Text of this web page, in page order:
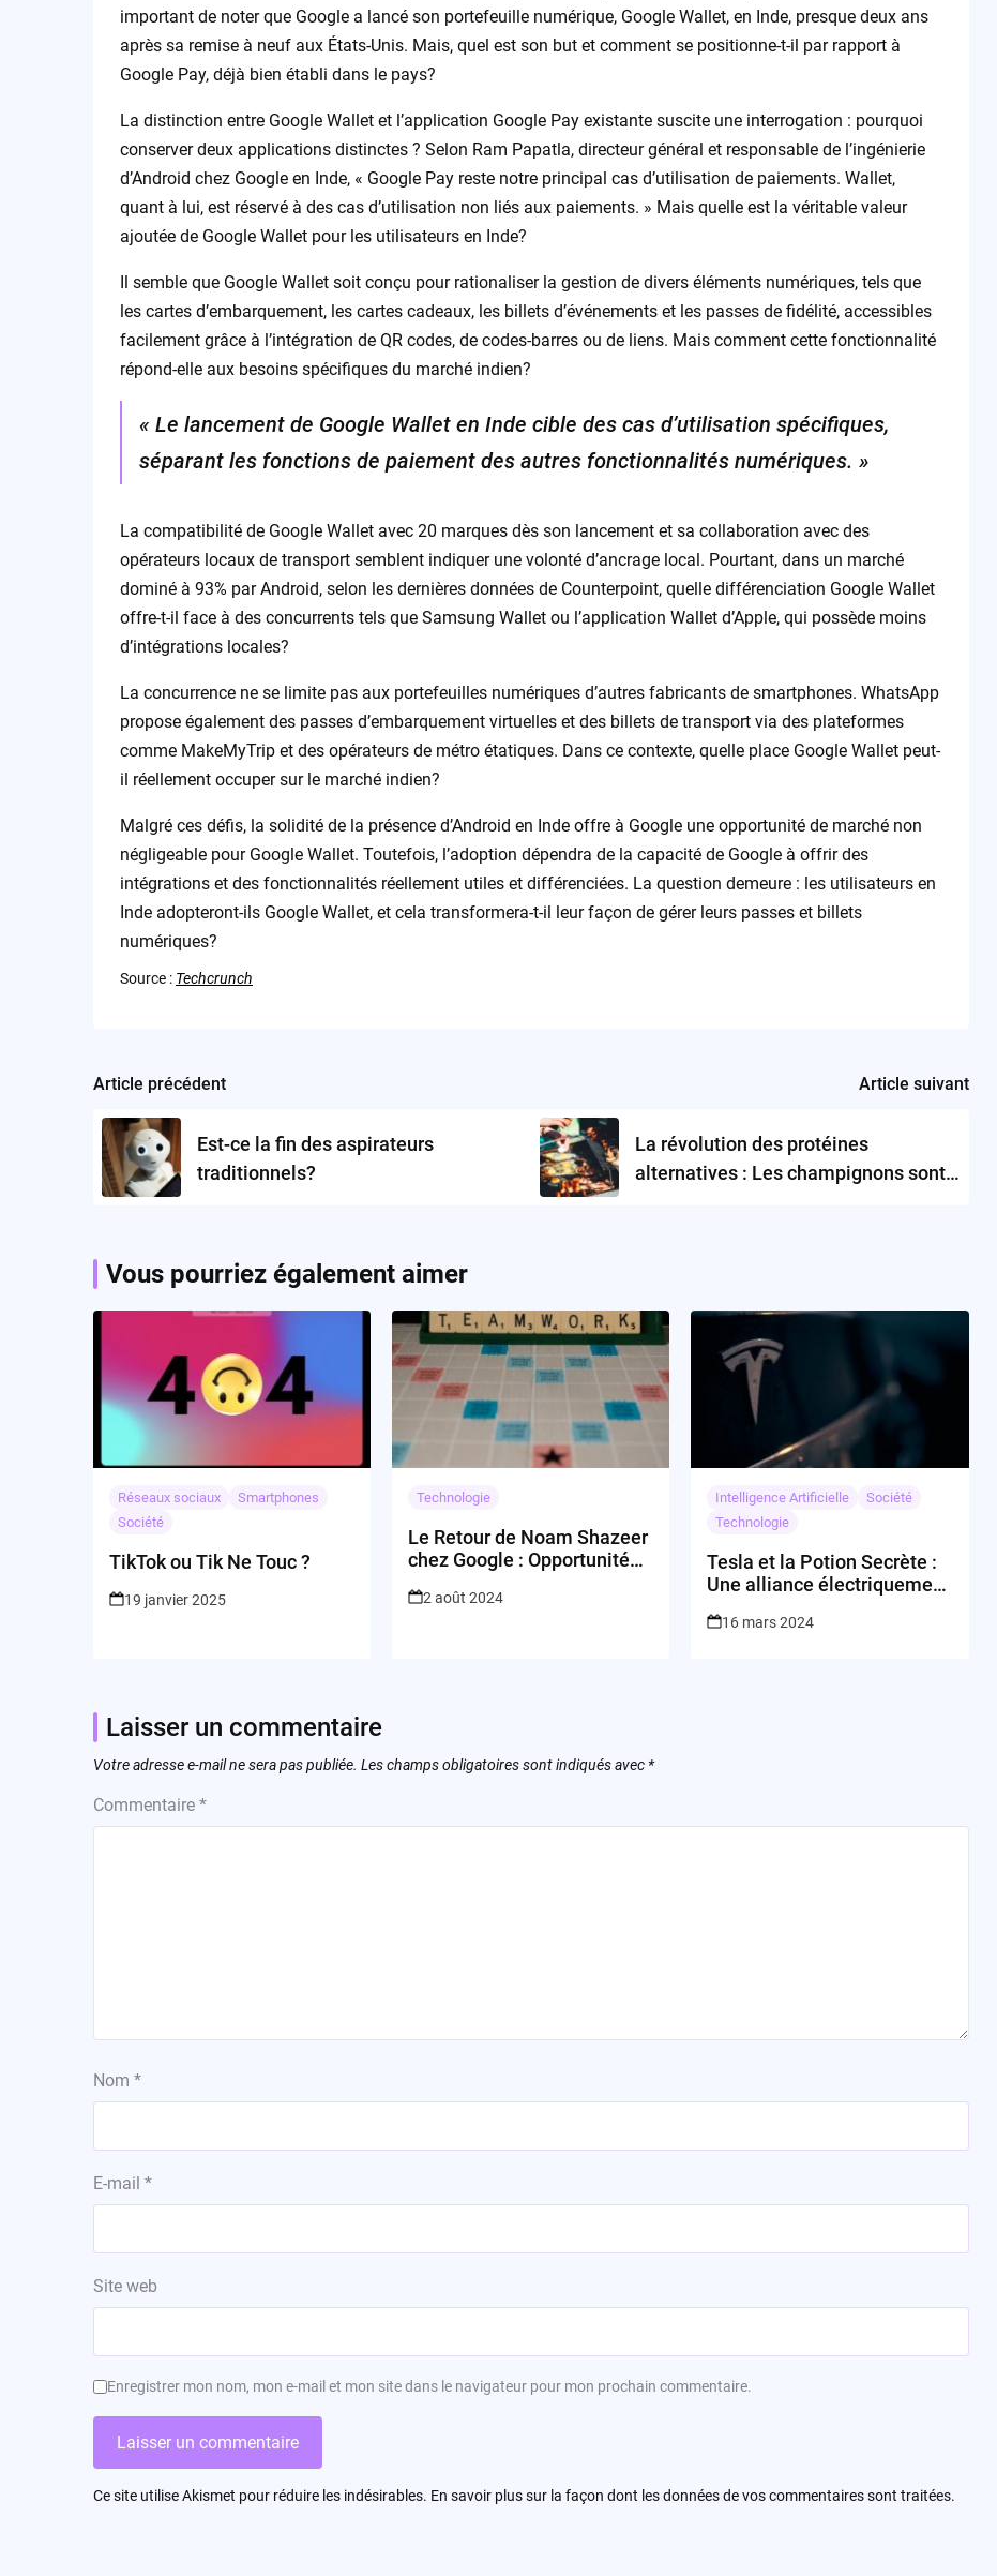
important de noter que Google a lancé son portefeuille numérique, Google Wallet, en Inde, presque deux ans
après sa remise à neuf aux États-Unis. Mais, quel est son but et comment se positionne-t-il par rapport à
Google Pay, déjà bien établi dans le pays?
La distinction entre Google Wallet et l’application Google Pay existante suscite une interrogation : pourquoi
conserver deux applications distinctes ? Selon Ram Papatla, directeur général et responsable de l’ingénierie
d’Android chez Google en Inde, « Google Pay reste notre principal cas d’utilisation de paiements. Wallet,
quant à lui, est réservé à des cas d’utilisation non liés aux paiements. » Mais quelle est la véritable valeur
ajoutée de Google Wallet pour les utilisateurs en Inde?
Il semble que Google Wallet soit conçu pour rationaliser la gestion de divers éléments numériques, tels que
les cartes d’embarquement, les cartes cadeaux, les billets d’événements et les passes de fidélité, accessibles
facilement grâce à l’intégration de QR codes, de codes-barres ou de liens. Mais comment cette fonctionnalité
répond-elle aux besoins spécifiques du marché indien?
« Le lancement de Google Wallet en Inde cible des cas d’utilisation spécifiques,
séparant les fonctions de paiement des autres fonctionnalités numériques. »
La compatibilité de Google Wallet avec 20 marques dès son lancement et sa collaboration avec des
opérateurs locaux de transport semblent indiquer une volonté d’ancrage local. Pourtant, dans un marché
dominé à 93% par Android, selon les dernières données de Counterpoint, quelle différenciation Google Wallet
offre-t-il face à des concurrents tels que Samsung Wallet ou l’application Wallet d’Apple, qui possède moins
d’intégrations locales?
La concurrence ne se limite pas aux portefeuilles numériques d’autres fabricants de smartphones. WhatsApp
propose également des passes d’embarquement virtuelles et des billets de transport via des plateformes
comme MakeMyTrip et des opérateurs de métro étatiques. Dans ce contexte, quelle place Google Wallet peut-
il réellement occuper sur le marché indien?
Malgré ces défis, la solidité de la présence d’Android en Inde offre à Google une opportunité de marché non
négligeable pour Google Wallet. Toutefois, l’adoption dépendra de la capacité de Google à offrir des
intégrations et des fonctionnalités réellement utiles et différenciées. La question demeure : les utilisateurs en
Inde adopteront-ils Google Wallet, et cela transformera-t-il leur façon de gérer leurs passes et billets
numériques?
Source : Techcrunch
Post
navigation
Article précédent
Est-ce la fin des aspirateurs
traditionnels?
Article suivant
La révolution des protéines
alternatives : Les champignons sont-
Vous pourriez également aimer
Réseaux sociaux
Smartphones
Société
TikTok ou Tik Ne Touc ?
19 janvier 2025
Technologie
Le Retour de Noam Shazeer
chez Google : Opportunité
2 août 2024
Intelligence Artificielle
Société
Technologie
Tesla et la Potion Secrète :
Une alliance électriquement
16 mars 2024
Laisser un commentaire
Votre adresse e-mail ne sera pas publiée. Les champs obligatoires sont indiqués avec *
Commentaire *
Nom *
E-mail *
Site web
Enregistrer mon nom, mon e-mail et mon site dans le navigateur pour mon prochain commentaire.
Ce site utilise Akismet pour réduire les indésirables. En savoir plus sur la façon dont les données de vos commentaires sont traitées.